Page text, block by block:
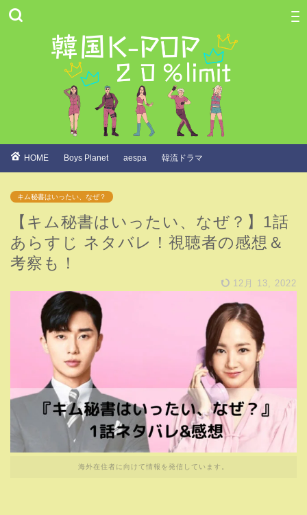
HOME Boys Planet aespa 韓流ドラマ
キム秘書はいったい、なぜ？
【キム秘書はいったい、なぜ？】1話
あらすじ ネタバレ！視聴者の感想＆
考察も！
12月 13, 2022
海外在住者に向けて情報を発信しています。